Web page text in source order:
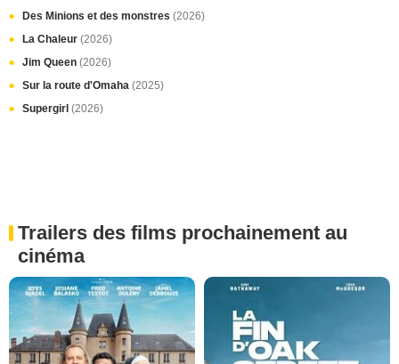
Des Minions et des monstres (2026)
La Chaleur (2026)
Jim Queen (2026)
Sur la route d'Omaha (2025)
Supergirl (2026)
Trailers des films prochainement au
cinéma